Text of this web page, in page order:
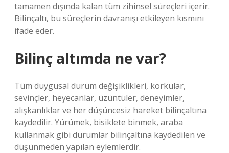
tamamen dışında kalan tüm zihinsel süreçleri içerir.
Bilinçaltı, bu süreçlerin davranışı etkileyen kısmını
ifade eder.
Bilinç altımda ne var?
Tüm duygusal durum değişiklikleri, korkular,
sevinçler, heyecanlar, üzüntüler, deneyimler,
alışkanlıklar ve her düşüncesiz hareket bilinçaltına
kaydedilir. Yürümek, bisiklete binmek, araba
kullanmak gibi durumlar bilinçaltına kaydedilen ve
düşünmeden yapılan eylemlerdir.